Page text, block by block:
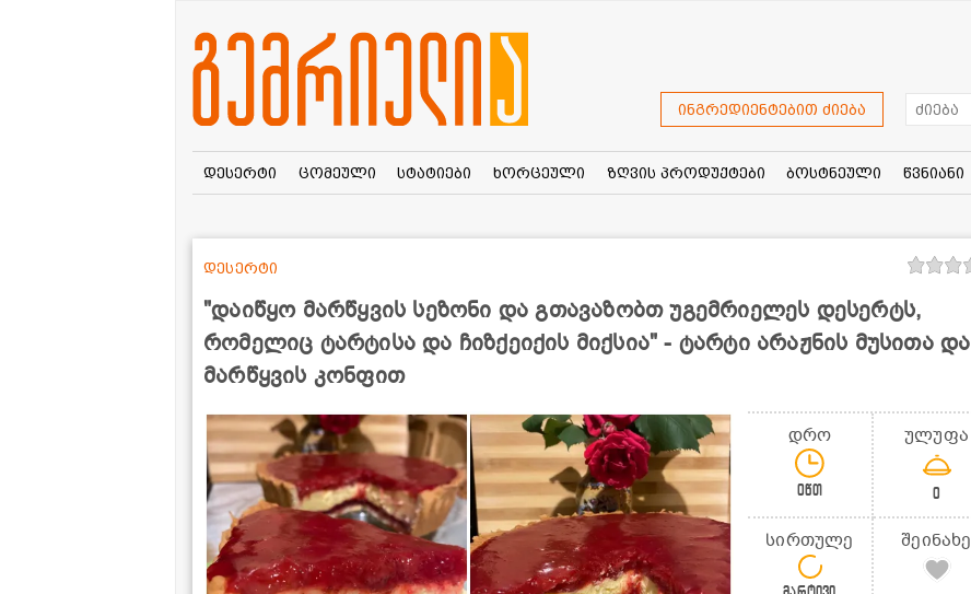
ინგრედიენტებით ძიება
დესერტი ცომეული სტატიები ხორცეული ზღვის პროდუქტები ბოსტნეული წვნიანი
"დაიწყო მარწყვის სეზონი და გთავაზობთ უგემრიელეს დესერტს,
რომელიც ტარტისა და ჩიზქეიქის მიქსია" - ტარტი არაჟნის მუსითა და
მარწყვის კონფით
დესერტი
დრო
0წთ
ულუფა
0
სირთულე შეინახე